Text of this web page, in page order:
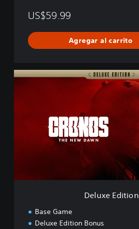
US$59.99
Agregar al carrito
D
o
Deluxe Edition
Base Game
Deluxe Edition Bonus